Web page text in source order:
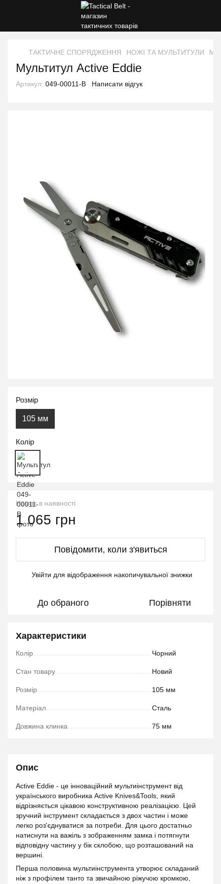
ТАКТИЧНЕ СПОРЯДЖЕННЯ НОЖІ ТА МУЛЬТИТУЛИ
Мультитул Active Eddie
Артикул: 049-00011-B Написати відгук
Розмір
105 мм
Колір
Немає в наявності
1 065 грн
Повідомити, коли з'явиться
Увійти для відображення накопичувальної знижки
До обраного Порівняти
Характеристики
Колір Чорний
Стан товару Новий
Розмір 105 мм
Матеріал Cталь
Довжина клинка 75 мм
Опис
Active Eddie - це інноваційний мультиінструмент від
українського виробника Active Knives&Tools, який
відрізняється цікавою конструктивною реалізацією. Цей
зручний інструмент складається з двох частин і може
легко роз'єднуватися за потреби. Для цього достатньо
натиснути на важіль з зображенням замка і потягнути
відповідну частину у бік склобою, що розташований на
вершині.
Перша половина мультиінструмента утворює складаний
ніж з профілем танто та звичайною ріжучою кромкою,